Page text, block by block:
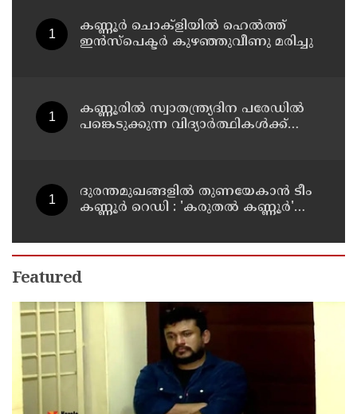
കണ്ണൂർ ചൊക്ളിയിൽ ഹെൽത്ത്
ഇൻസ്പെക്ടർ കുഴഞ്ഞുവീണു മരിച്ചു
കണ്ണൂരിൽ സ്വാതന്ത്ര്യദിന പരേഡിൽ
പങ്കെടുക്കുന്ന വിദ്യാർത്ഥികൾക്ക്
ദുരന്തമുഖങ്ങളിൽ തുണയേകാൻ ടീം
കണ്ണൂർ റെഡി : 'കരുതൽ കണ്ണൂർ'
Featured